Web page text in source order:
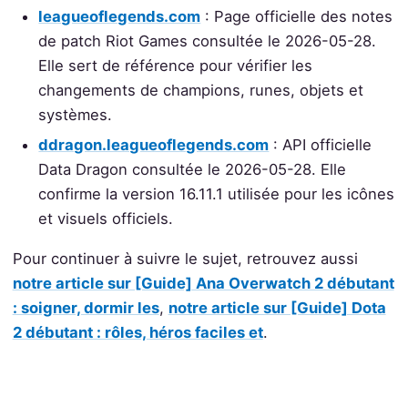
leagueoflegends.com : Page officielle des notes
de patch Riot Games consultée le 2026-05-28.
Elle sert de référence pour vérifier les
changements de champions, runes, objets et
systèmes.
ddragon.leagueoflegends.com : API officielle
Data Dragon consultée le 2026-05-28. Elle
confirme la version 16.11.1 utilisée pour les icônes
et visuels officiels.
Pour continuer à suivre le sujet, retrouvez aussi
notre article sur [Guide] Ana Overwatch 2 débutant
: soigner, dormir les, notre article sur [Guide] Dota
2 débutant : rôles, héros faciles et.